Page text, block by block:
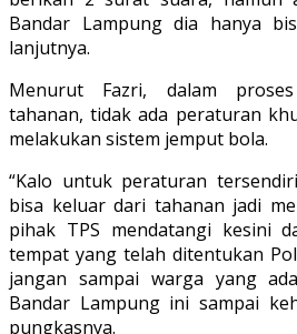
Bandar Lampung dia hanya
lanjutnya.
Menurut Fazri, dalam
tahanan, tidak ada peraturan
melakukan sistem jemput bola.
“Kalo untuk peraturan
bisa keluar dari tahanan jadi
pihak TPS mendatangi kesini
tempat yang telah ditentukan
jangan sampai warga yang
Bandar Lampung ini sampai
pungkasnya.